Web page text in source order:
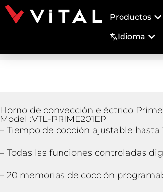
Productos
Idioma
Horno de convección eléctrico Prime
Model :VTL-PRIME201EP
– Tiempo de cocción ajustable hasta
– Todas las funciones controladas
– 20 memorias de cocción